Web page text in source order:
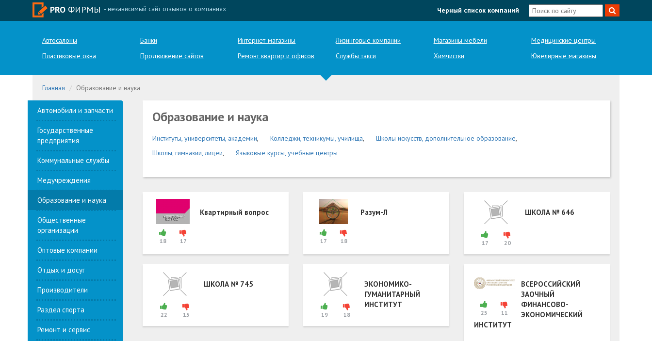
PRO ФИРМЫ - независимый сайт отзывов о компаниях Черный список компаний
Автосалоны Банки Интернет-магазины Лизинговые компании Магазины мебели
Медицинские центры
Пластиковые окна
Продвижение сайтов Ремонт квартир и офисов Службы такси Химчистки Ювелирные магазины
Главная Образование и наука
Автомобили и запчасти
Государственные
предприятия
Коммунальные службы
Медучреждения
Образование и наука
Общественные
организации
Оптовые компании
Отдых и досуг
Производители
Раздел спорта
Ремонт и сервис
Образование и наука
Институты, университеты, академии, Колледжи, техникумы, училища, Школы искусств, дополнительное образование,
Школы, гимназии, лицеи, Языковые курсы, учебные центры
18 17
Квартирный вопрос
17 18
Разум-Л
17 20
ШКОЛА № 646
22 15
ШКОЛА № 745
19 18
ЭКОНОМИКО-
ГУМАНИТАРНЫЙ
ИНСТИТУТ
25 11
ВСЕРОССИЙСКИЙ
ЗАОЧНЫЙ
ФИНАНСОВО-
ЭКОНОМИЧЕСКИЙ
ИНСТИТУТ